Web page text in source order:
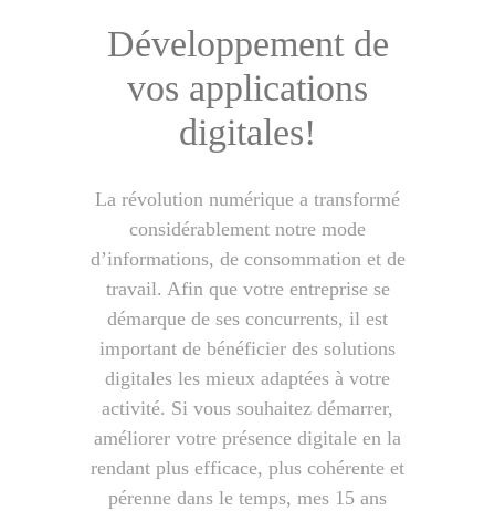
Développement de
vos applications
digitales!
La révolution numérique a transformé
considérablement notre mode
d’informations, de consommation et de
travail. Afin que votre entreprise se
démarque de ses concurrents, il est
important de bénéficier des solutions
digitales les mieux adaptées à votre
activité. Si vous souhaitez démarrer,
améliorer votre présence digitale en la
rendant plus efficace, plus cohérente et
pérenne dans le temps, mes 15 ans